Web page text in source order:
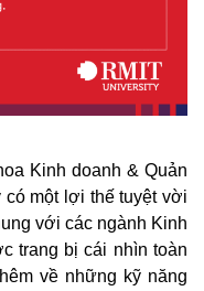
Kinh doanh & Quản
có một lợi thế tuyệt vời
với các ngành Kinh
trang bị cái nhìn toàn
về những kỹ năng